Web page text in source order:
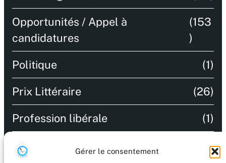
Gérer le consentement
Opportunités / Appel à
candidatures
(153
)
Politique (1)
Prix Littéraire (26)
Profession libérale (1)
Recommandations (9)